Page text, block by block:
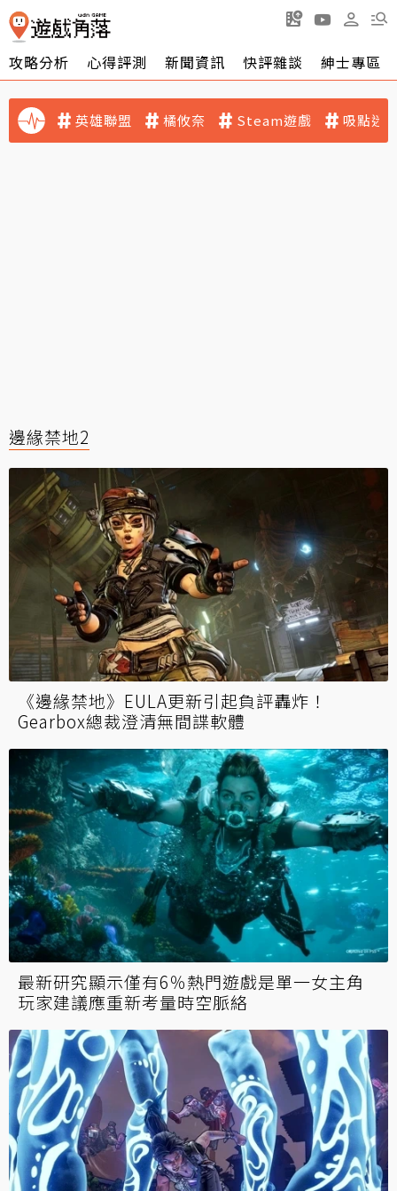
攻略分析 心得評測 新聞資訊 快評雜談 紳士專區
英雄聯盟 橘攸奈 Steam遊戲 吸點迷
邊緣禁地2
《邊緣禁地》EULA更新引起負評轟炸！
Gearbox總裁澄清無間諜軟體
最新研究顯示僅有6％熱門遊戲是單一女主角
玩家建議應重新考量時空脈絡